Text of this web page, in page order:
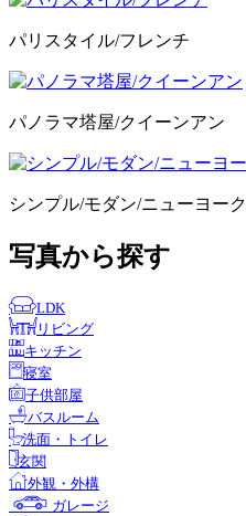
パリスタイル/フレンチ
パノラマ塔屋/クイーンアン
シンプル/モダン/ニューヨーク
写真から探す
LDK
リビング
キッチン
寝室
子供部屋
バスルーム
洗面・トイレ
玄関
外観・外構
ガレージ